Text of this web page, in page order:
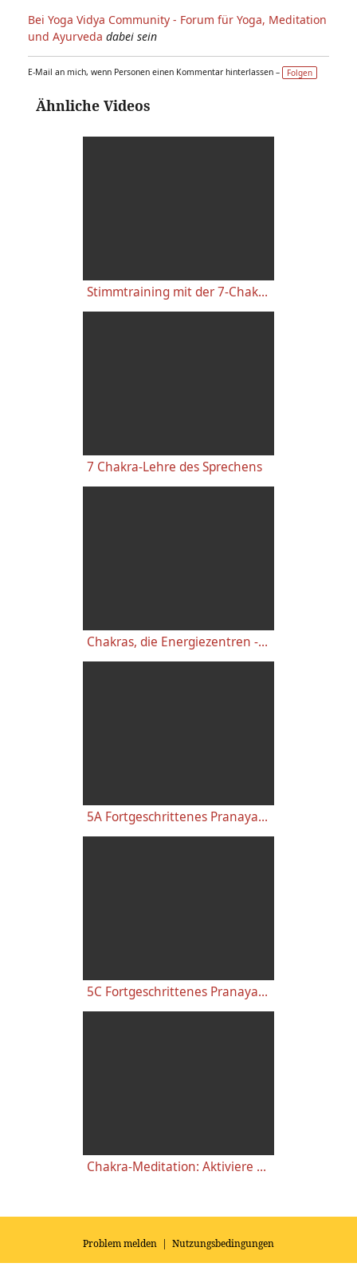
Bei Yoga Vidya Community - Forum für Yoga, Meditation
und Ayurveda dabei sein
E-Mail an mich, wenn Personen einen Kommentar hinterlassen – Folgen
Ähnliche Videos
Stimmtraining mit der 7-Chakra-Methode
7 Chakra-Lehre des Sprechens
Chakras, die Energiezentren - YVS091
5A Fortgeschrittenes Pranayama - Kursvideo: Kundalini Erweckung, Bhastrika, Chakra Mudraleiter
5C Fortgeschrittenes Pranayama Chakra Mudraleiter mit Erläuterungen - Mittleres Kriya Yoga
Chakra-Meditation: Aktiviere alle 7 Energie-Zentren
Problem melden | Nutzungsbedingungen
© 2026Impressum|Datenschutz|AGB's| Yoga Vidya Community -